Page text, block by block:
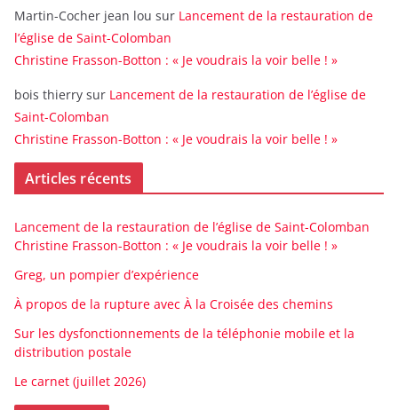
Martin-Cocher jean lou sur Lancement de la restauration de
l’église de Saint-Colomban
Christine Frasson-Botton : « Je voudrais la voir belle ! »
bois thierry sur Lancement de la restauration de l’église de
Saint-Colomban
Christine Frasson-Botton : « Je voudrais la voir belle ! »
Articles récents
Lancement de la restauration de l’église de Saint-Colomban
Christine Frasson-Botton : « Je voudrais la voir belle ! »
Greg, un pompier d’expérience
À propos de la rupture avec À la Croisée des chemins
Sur les dysfonctionnements de la téléphonie mobile et la
distribution postale
Le carnet (juillet 2026)